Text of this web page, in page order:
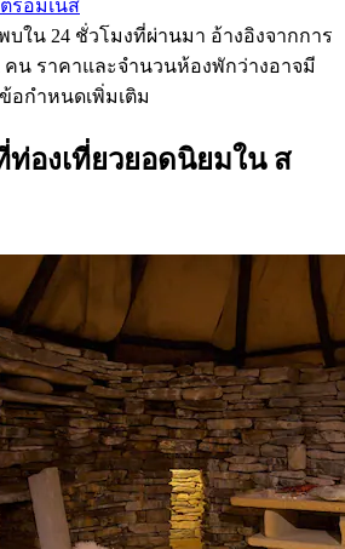
รอมเนส
ใน 24 ชั่วโมงที่ผ่านมา อ้างอิงจากการ
คน ราคาและจำนวนห้องพักว่างอาจมี
อกำหนดเพิ่มเติม
องเที่ยวยอดนิยมใน ส